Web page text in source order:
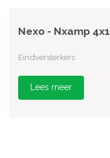
Nexo - Nxamp 4x1
Eindversterkers
Lees meer